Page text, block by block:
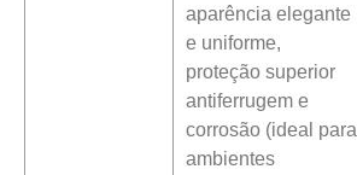
aparência elegante
e uniforme,
proteção superior
antiferrugem e
corrosão (ideal para
ambientes